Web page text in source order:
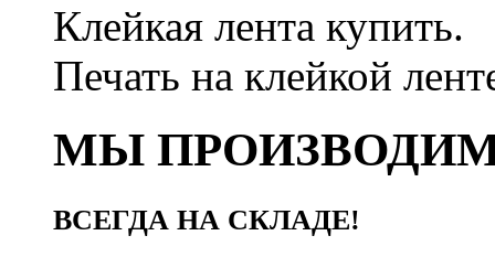
Клейкая лента купить.
Печать на клейкой
МЫ
ВСЕГДА НА СКЛАДЕ!